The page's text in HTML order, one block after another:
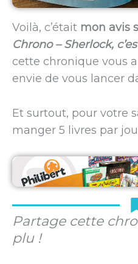
Voilà, c’était mon avis
Chrono – Sherlock,
cette chronique vous
envie de vous lancer
Et surtout, pour votre
manger 5 livres par
Partage cette
plu !